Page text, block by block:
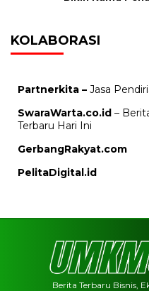
KOLABORASI
Partnerkita – Jasa
SwaraWarta.co.id –
Terbaru Hari Ini
GerbangRakyat.com
PelitaDigital.id
Berita Terbaru Bisnis,